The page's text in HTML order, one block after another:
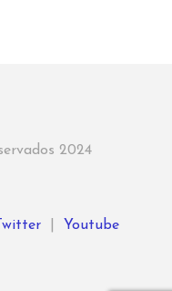
2024
Twitter Youtube